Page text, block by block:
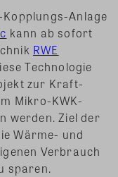
Anlage
kann ab sofort
RWE
Technologie
zur Kraft-
Mikro-KWK-
werden. Ziel der
Wärme- und
Verbrauch
sparen.